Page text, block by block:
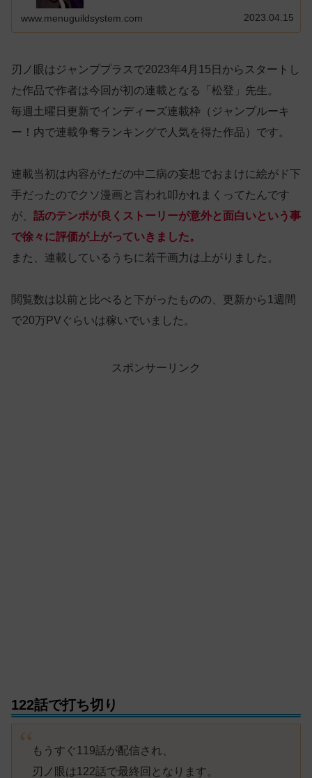
www.menuguildsystem.com 2023.04.15
刃ノ眼はジャンププラスで2023年4月15日からスタートし
た作品で作者は今回が初の連載となる「松登」先生。
毎週土曜日更新でインディーズ連載枠（ジャンプルーキ
ー！内で連載争奪ランキングで人気を得た作品）です。
連載当初は内容がただの中二病の妄想でおまけに絵がド下
手だったのでクソ漫画と言われ叩かれまくってたんです
が、 話のテンポが良くストーリーが意外と面白いという事
で徐々に評価が上がっていきました。
また、連載しているうちに若干画力は上がりました。
閲覧数は以前と比べると下がったものの、更新から1週間
で20万PVぐらいは稼いでいました。
スポンサーリンク
122話で打ち切り
もうすぐ119話が配信され、
刃ノ眼は122話で最終回となります。